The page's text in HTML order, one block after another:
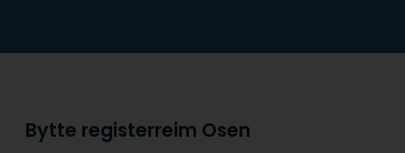
Bytte registerreim Osen